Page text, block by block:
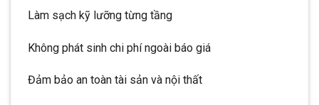
Làm sạch kỹ lưỡng từng tầng
Không phát sinh chi phí ngoài báo giá
Đảm bảo an toàn tài sản và nội thất